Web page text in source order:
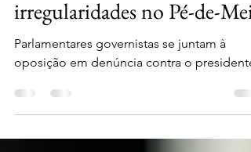
impeachment por
irregularidades no Pé-de-Meia
oposição em denúncia contra o presidente